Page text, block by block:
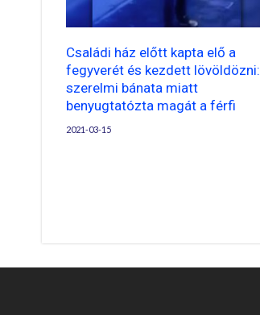
Családi ház előtt kapta elő a
fegyverét és kezdett lövöldözni:
szerelmi bánata miatt
benyugtatózta magát a férfi
2021-03-15